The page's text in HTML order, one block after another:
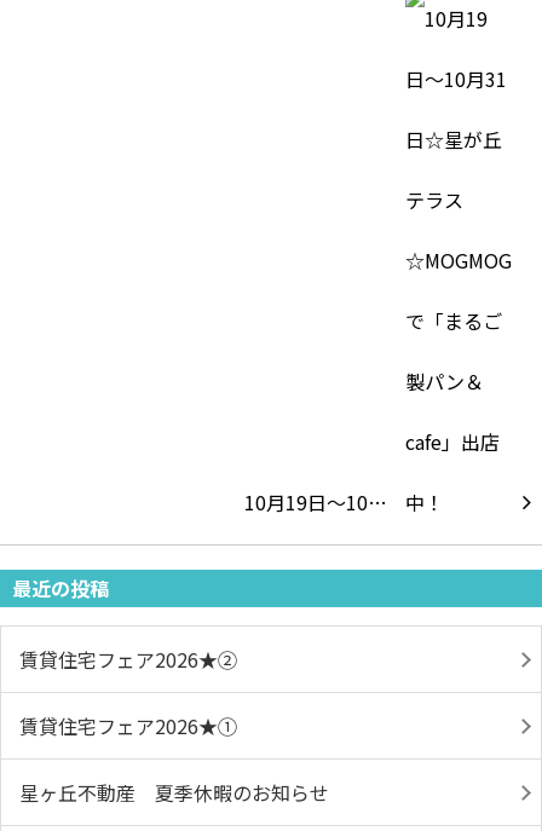
10月19日〜10…
最近の投稿
賃貸住宅フェア2026★➁
賃貸住宅フェア2026★①
星ヶ丘不動産 夏季休暇のお知らせ